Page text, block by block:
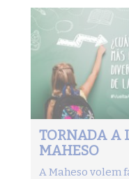
TORNADA A
MAHESO
A Maheso volem